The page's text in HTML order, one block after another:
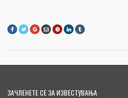
ЗАЧЛЕНЕТЕ СЕ ЗА ИЗВЕСТУВАЊА